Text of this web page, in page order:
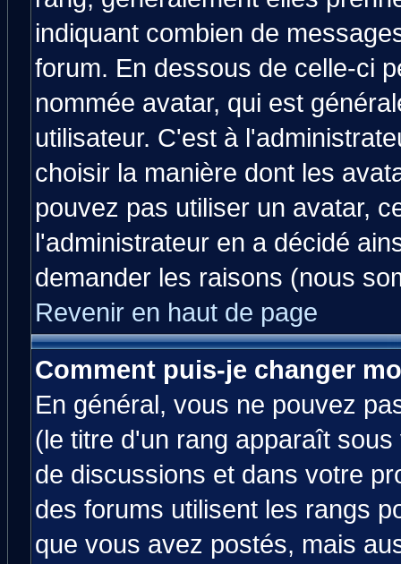
indiquant combien de
forum. En dessous de celle-ci
nommée avatar, qui est
utilisateur. C'est à
choisir la manière dont les
pouvez pas utiliser un avatar,
l'administrateur en a décidé
demander les raisons (nous
Revenir en haut de page
Comment puis-je changer
En général, vous ne pouvez
(le titre d'un rang apparaît
de discussions et dans votre
des forums utilisent les rangs
que vous avez postés, mais